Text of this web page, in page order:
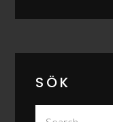
SÖK